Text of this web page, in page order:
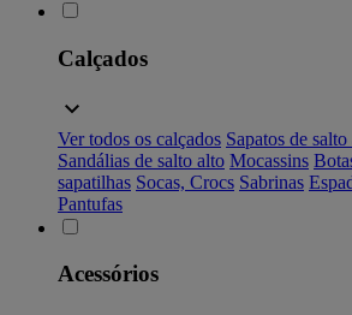
Calçados
Ver todos os calçados Sapatos de
Sandálias de salto alto Mocassins
sapatilhas Socas, Crocs Sabrinas
Pantufas
Acessórios